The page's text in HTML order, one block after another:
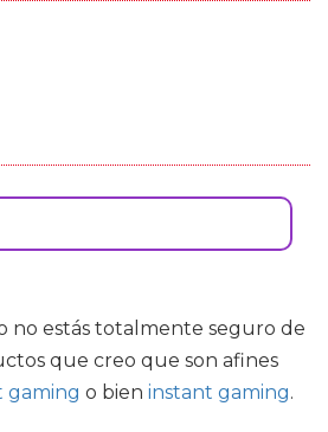
no estás totalmente seguro de
que creo que son afines
gaming o bien instant gaming.